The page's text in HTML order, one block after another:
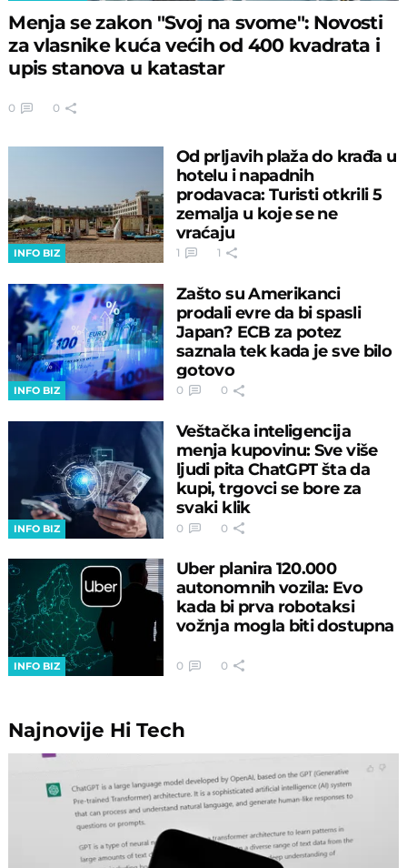
Menja se zakon "Svoj na svome": Novosti
za vlasnike kuća većih od 400 kvadrata i
upis stanova u katastar
0 0
INFO BIZ
Od prljavih plaža do krađa u
hotelu i napadnih
prodavaca: Turisti otkrili 5
zemalja u koje se ne
vraćaju
1 1
INFO BIZ
Zašto su Amerikanci
prodali evre da bi spasli
Japan? ECB za potez
saznala tek kada je sve bilo
gotovo
0 0
INFO BIZ
Veštačka inteligencija
menja kupovinu: Sve više
ljudi pita ChatGPT šta da
kupi, trgovci se bore za
svaki klik
0 0
INFO BIZ
Uber planira 120.000
autonomnih vozila: Evo
kada bi prva robotaksi
vožnja mogla biti dostupna
0 0
Najnovije Hi Tech